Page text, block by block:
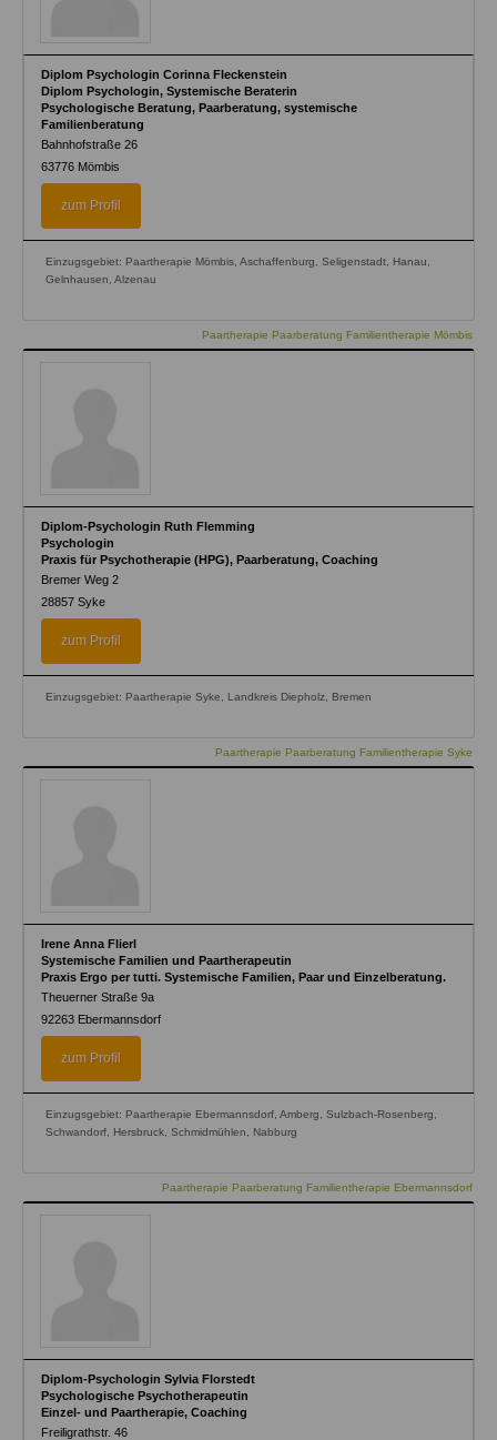
Diplom Psychologin Corinna Fleckenstein
Diplom Psychologin, Systemische Beraterin
Psychologische Beratung, Paarberatung, systemische
Familienberatung
Bahnhofstraße 26
63776 Mömbis
zum Profil
Einzugsgebiet: Paartherapie Mömbis, Aschaffenburg, Seligenstadt, Hanau,
Gelnhausen, Alzenau
Paartherapie Paarberatung Familientherapie Mömbis
Diplom-Psychologin Ruth Flemming
Psychologin
Praxis für Psychotherapie (HPG), Paarberatung, Coaching
Bremer Weg 2
28857 Syke
zum Profil
Einzugsgebiet: Paartherapie Syke, Landkreis Diepholz, Bremen
Paartherapie Paarberatung Familientherapie Syke
Irene Anna Flierl
Systemische Familien und Paartherapeutin
Praxis Ergo per tutti. Systemische Familien, Paar und Einzelberatung.
Theuerner Straße 9a
92263 Ebermannsdorf
zum Profil
Einzugsgebiet: Paartherapie Ebermannsdorf, Amberg, Sulzbach-Rosenberg,
Schwandorf, Hersbruck, Schmidmühlen, Nabburg
Paartherapie Paarberatung Familientherapie Ebermannsdorf
Diplom-Psychologin Sylvia Florstedt
Psychologische Psychotherapeutin
Einzel- und Paartherapie, Coaching
Freiligrathstr. 46